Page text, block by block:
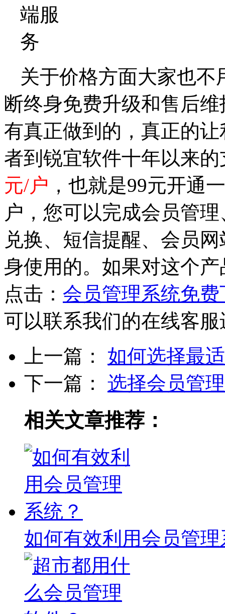
关于价格方面大家也
断终身免费升级和售后
有真正做到的，真正的
者到锐宜软件十年以来
元/户 ，也就是99元开通
户，您可以完成会员管
兑换、短信提醒、会员
身使用的。如果对这个
点击： 会员管理系统免费
可以联系我们的在线客
上一篇： 如何选择最
下一篇： 选择会员管
相关文章推荐：
如何有效利用会员管